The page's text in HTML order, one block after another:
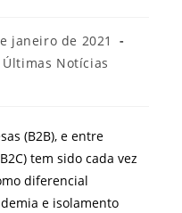
janeiro de 2021
Últimas Notícias
(B2B), e entre
tem sido cada vez
diferencial
e isolamento